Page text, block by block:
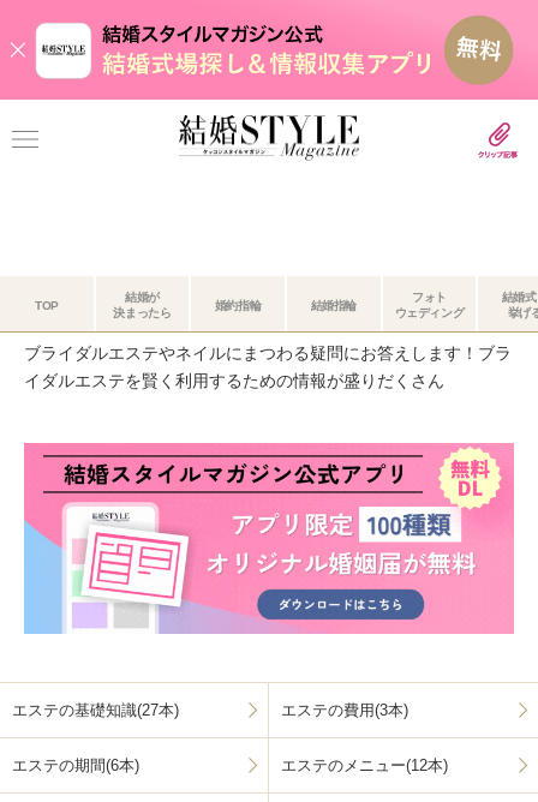
TOP
結婚が
決まったら
婚約指輪 結婚指輪
フォト
ウェディング
結婚
挙げ
ブライダルエステ・ネイル
ブライダルエステやネイルにまつわる疑問にお答えします！ブラ
イダルエステを賢く利用するための情報が盛りだくさん
エステの基礎知識(27本) エステの費用(3本)
エステの期間(6本) エステのメニュー(12本)